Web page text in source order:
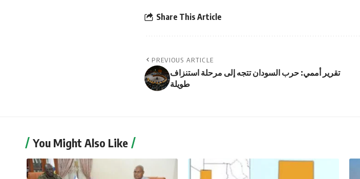
Share This Article
PREVIOUS ARTICLE
تقرير أممي: حرب السودان تتجه إلى مرحلة استنزاف
طويلة
You Might Also Like